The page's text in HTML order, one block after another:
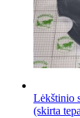
Lėkštinio
(skirta